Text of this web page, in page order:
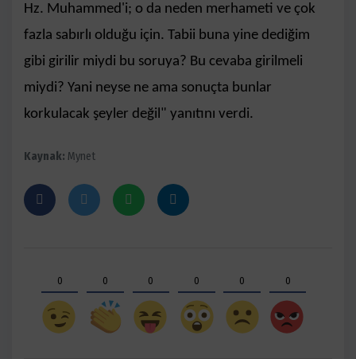
Hz. Muhammed'i; o da neden merhameti ve çok
fazla sabırlı olduğu için. Tabii buna yine dediğim
gibi girilir miydi bu soruya? Bu cevaba girilmeli
miydi? Yani neyse ne ama sonuçta bunlar
korkulacak şeyler değil" yanıtını verdi.
Kaynak: Mynet
0 0 0 0 0 0